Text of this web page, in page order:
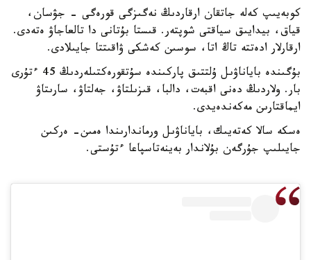
كوبەيىپ كەلە جاتقان ارقاردىڭ نەگىزگى قورەگى - جۋسان،
قياق، بيدايىق سياقتى شوپتەر. قىستا بۇتانى دا تالعاجاۋ ەتەدى.
ارقارلار ادەتتە تاڭ اتا، سوسىن كەشكى ۋاقىتتا جايىلادى.
بۇگىندە باياناۋىل ۇلتتىق پاركىندە سۇتقورەكتىلەردىڭ 45 ءتۇرى
بار. ولاردىڭ دەنى اقبەت، دالبا، قىزىلتاۋ، جەلتاۋ، سارىتاۋ
ايماقتارىن مەكەندەيدى.
ەسكە سالا كەتەيىك، باياناۋىل ورماندارىندا ەمىن- ەركىن
جايىلىپ جۇرگەن بۇلاندار بەينەتاسپاعا ءتۇستى.